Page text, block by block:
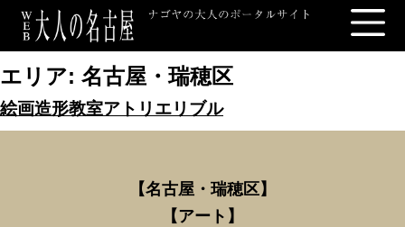
エリア: 名古屋・瑞穂区
絵画造形教室アトリエリブル
【名古屋・瑞穂区】
【アート】